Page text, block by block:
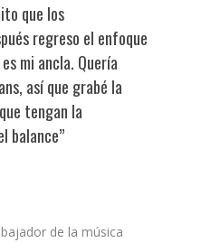
que los
regreso el enfoque
mi ancla. Quería
así que grabé la
tengan la
balance”
de la música